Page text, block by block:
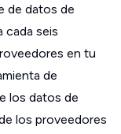
de datos de
cada seis
en tu
de
los datos de
los proveedores